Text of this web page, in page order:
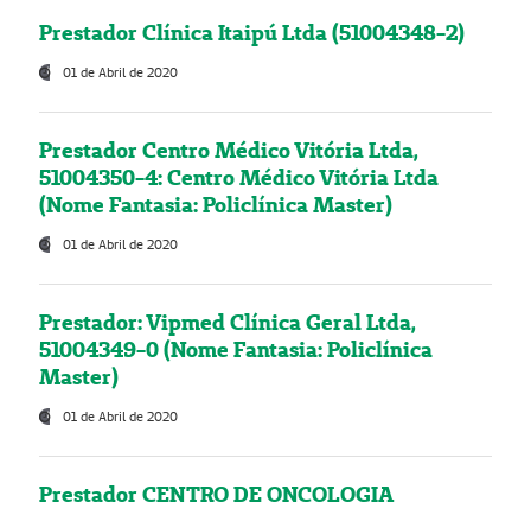
Prestador Clínica Itaipú Ltda (51004348-2)
01 de Abril de 2020
Prestador Centro Médico Vitória Ltda,
51004350-4: Centro Médico Vitória Ltda
(Nome Fantasia: Policlínica Master)
01 de Abril de 2020
Prestador: Vipmed Clínica Geral Ltda,
51004349-0 (Nome Fantasia: Policlínica
Master)
01 de Abril de 2020
Prestador CENTRO DE ONCOLOGIA